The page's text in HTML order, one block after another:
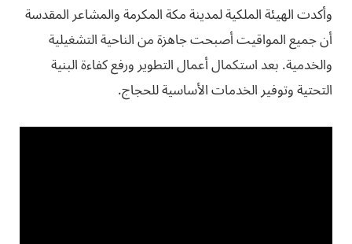
وأكدت الهيئة الملكية لمدينة مكة المكرمة والمشاعر المقدسة
أن جميع المواقيت أصبحت جاهزة من الناحية التشغيلية
والخدمية. بعد استكمال أعمال التطوير ورفع كفاءة البنية
التحتية وتوفير الخدمات الأساسية للحجاج.